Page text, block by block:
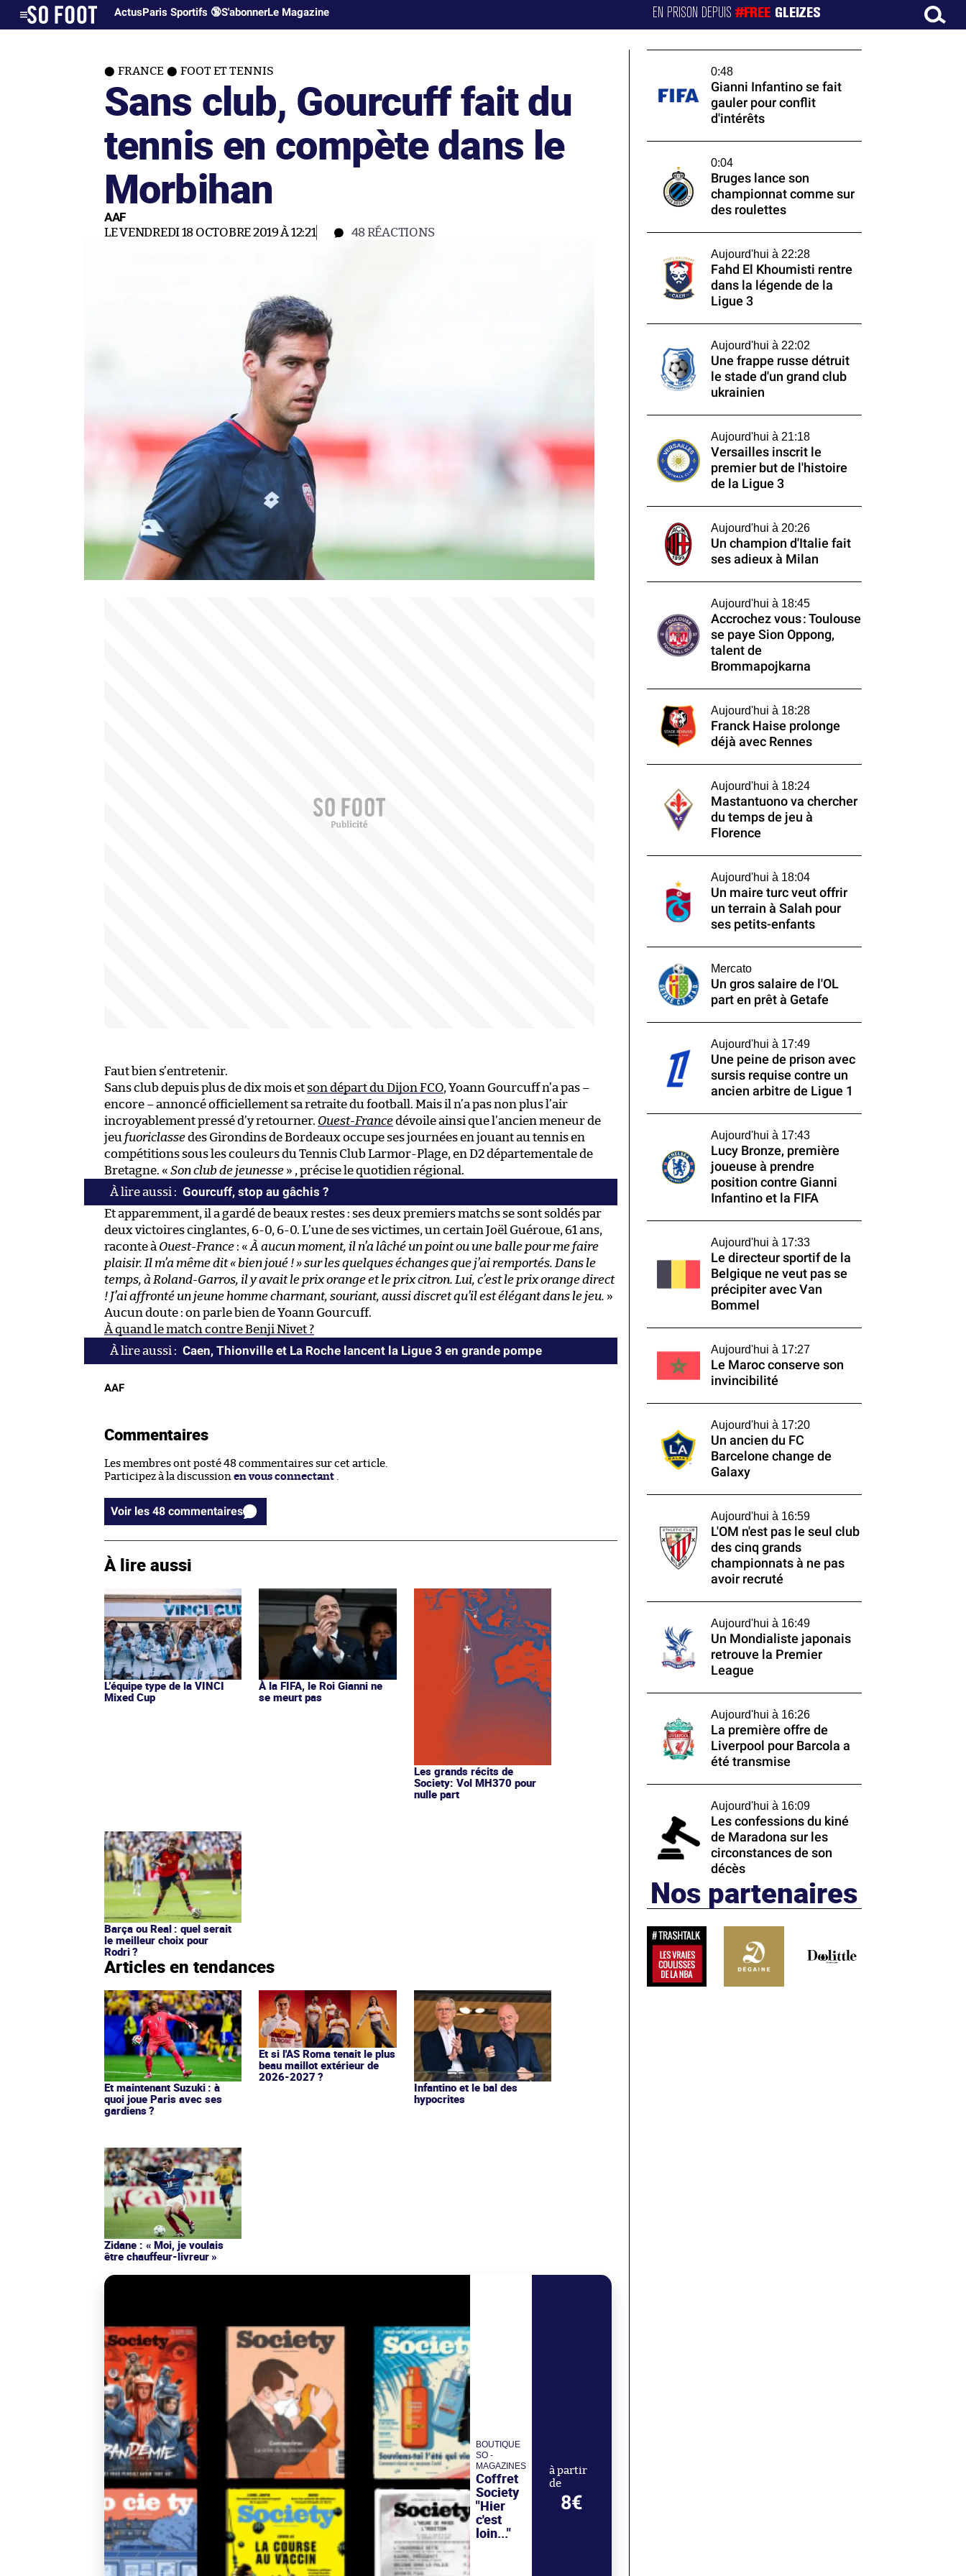
ActusParis Sportifs 🔞S'abonnerLe Magazine EN PRISON DEPUIS#FREE GLEIZES
FRANCE FOOT ET TENNIS
Sans club, Gourcuff fait du
tennis en compète dans le
Morbihan
AAF
LE VENDREDI 18 OCTOBRE 2019 À 12:21 48RÉACTIONS
Faut bien s’entretenir.
Sans club depuis plus de dix mois et son départ du Dijon FCO, Yoann Gourcuff n’a pas –
encore – annoncé officiellement sa retraite du football. Mais il n’a pas non plus l’air
incroyablement pressé d’y retourner. Ouest-Francedévoile ainsi que l’ancien meneur de
jeu fuoriclassedes Girondins de Bordeaux occupe ses journées en jouant au tennis en
compétitions sous les couleurs du Tennis Club Larmor-Plage, en D2 départementale de
Bretagne. « Son club de jeunesse » , précise le quotidien régional.
Gourcuff, stop au gâchis ?
Et apparemment, il a gardé de beaux restes : ses deux premiers matchs se sont soldés par
deux victoires cinglantes, 6-0, 6-0. L’une de ses victimes, un certain Joël Guéroue, 61 ans,
raconte à Ouest-France : « À aucun moment, il n’a lâché un point ou une balle pour me faire
plaisir. Il m’a même dit « bien joué ! » sur les quelques échanges que j’ai remportés. Dans le
temps, à Roland-Garros, il y avait le prix orange et le prix citron. Lui, c’est le prix orange direct
! J’ai affronté un jeune homme charmant, souriant, aussi discret qu’il est élégant dans le jeu. »
Aucun doute : on parle bien de Yoann Gourcuff.
À quand le match contre Benji Nivet ?
Caen, Thionville et La Roche lancent la Ligue 3 en grande pompe
AAF
Commentaires
Les membres ont posté 48 commentaires sur cet article.
Participez à la discussion en vous connectant .
Voir les 48 commentaires
À lire aussi
L’équipe type de la VINCI
Mixed Cup
À la FIFA, le Roi Gianni ne
se meurt pas
Les grands récits de
Society: Vol MH370 pour
nulle part
Barça ou Real : quel serait
le meilleur choix pour
Rodri ?
Articles en tendances
Et maintenant Suzuki : à
quoi joue Paris avec ses
gardiens ?
Et si l'AS Roma tenait le plus
beau maillot extérieur de
2026-2027 ?
Infantino et le bal des
hypocrites
Zidane : « Moi, je voulais
être chauffeur-livreur »
BOUTIQUE
SO -
MAGAZINES
Coffret
Society
"Hier
c'est
loin..."
à partir
de
8€
0:48
Gianni Infantino se fait
gauler pour conflit
d'intérêts
0:04
Bruges lance son
championnat comme sur
des roulettes
Aujourd'hui à 22:28
Fahd El Khoumisti rentre
dans la légende de la
Ligue 3
Aujourd'hui à 22:02
Une frappe russe détruit
le stade d'un grand club
ukrainien
Aujourd'hui à 21:18
Versailles inscrit le
premier but de l'histoire
de la Ligue 3
Aujourd'hui à 20:26
Un champion d'Italie fait
ses adieux à Milan
Aujourd'hui à 18:45
Accrochez vous : Toulouse
se paye Sion Oppong,
talent de
Brommapojkarna
Aujourd'hui à 18:28
Franck Haise prolonge
déjà avec Rennes
Aujourd'hui à 18:24
Mastantuono va chercher
du temps de jeu à
Florence
Aujourd'hui à 18:04
Un maire turc veut offrir
un terrain à Salah pour
ses petits-enfants
Mercato
Un gros salaire de l'OL
part en prêt à Getafe
Aujourd'hui à 17:49
Une peine de prison avec
sursis requise contre un
ancien arbitre de Ligue 1
Aujourd'hui à 17:43
Lucy Bronze, première
joueuse à prendre
position contre Gianni
Infantino et la FIFA
Aujourd'hui à 17:33
Le directeur sportif de la
Belgique ne veut pas se
précipiter avec Van
Bommel
Aujourd'hui à 17:27
Le Maroc conserve son
invincibilité
Aujourd'hui à 17:20
Un ancien du FC
Barcelone change de
Galaxy
Aujourd'hui à 16:59
L'OM n'est pas le seul club
des cinq grands
championnats à ne pas
avoir recruté
Aujourd'hui à 16:49
Un Mondialiste japonais
retrouve la Premier
League
Aujourd'hui à 16:26
La première offre de
Liverpool pour Barcola a
été transmise
Aujourd'hui à 16:09
Les confessions du kiné
de Maradona sur les
circonstances de son
décès
Nos partenaires